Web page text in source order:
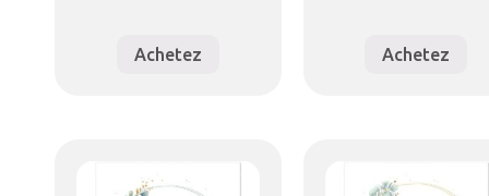
Achetez Achetez